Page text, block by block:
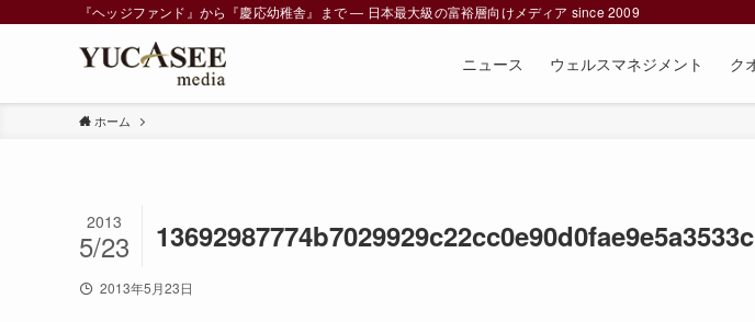
『ヘッジファンド』から『慶応幼稚舎』まで ― 日本最大級の富裕層向けメディア since 2009
ニュース ウェルスマネジメント ク
ホーム
13692987774b7029929c22cc0e90d0fae9e5a3533c
2013
5/23
2013年5月23日